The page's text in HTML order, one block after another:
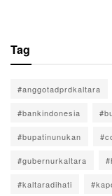
Tag
#anggotadprdkaltara
#bankindonesia
#bupatinunukan
#gubernurkaltara
#kaltaradihati